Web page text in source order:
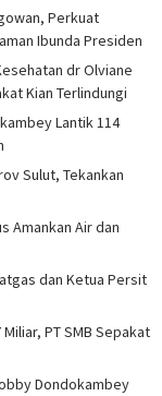
Perkuat
Ibunda Presiden
dr Olviane
Kian Terlindungi
Lantik 114
Sulut, Tekankan
Amankan Air dan
dan Ketua Persit
PT SMB Sepakat
Dondokambey